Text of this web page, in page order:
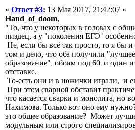
« Ответ #3: 13 Мая 2017, 21:42:07 »
Hand_of_doom,
"То, что у некоторых в головах с
пиздец, а у "поколения ЕГЭ"
Не, если бы всё так просто, то я бы и
том и дело, что оба получили
образование", обоим под 60, и один
отставке.
То-есть они и в ножички играли, и
При этом сварной обставит
что касается сварки и монолита, но
Нахимова. Только вот оно ему
это общее образование? Может лучше
модульным или строго